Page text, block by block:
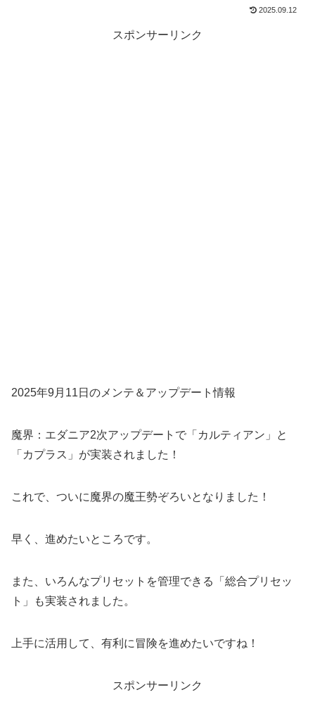
2025.09.12
スポンサーリンク
2025年9月11日のメンテ＆アップデート情報
魔界：エダニア2次アップデートで「カルティアン」と
「カプラス」が実装されました！
これで、ついに魔界の魔王勢ぞろいとなりました！
早く、進めたいところです。
また、いろんなプリセットを管理できる「総合プリセッ
ト」も実装されました。
上手に活用して、有利に冒険を進めたいですね！
スポンサーリンク